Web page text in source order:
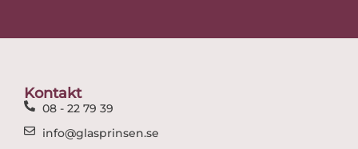
Kontakt
08 - 22 79 39
info@glasprinsen.se